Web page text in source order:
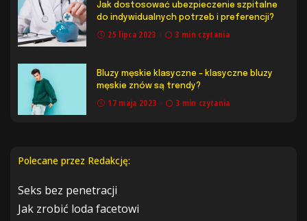
Jak dostosować ubezpieczenie szpitalne
do indywidualnych potrzeb i preferencji?
25 lipca 2023 3 min czytania
Bluzy męskie klasyczne – klasyczne bluzy
męskie znów są trendy?
17 maja 2023 3 min czytania
Polecane przez Redakcję:
Seks bez penetracji
Jak zrobić loda facetowi